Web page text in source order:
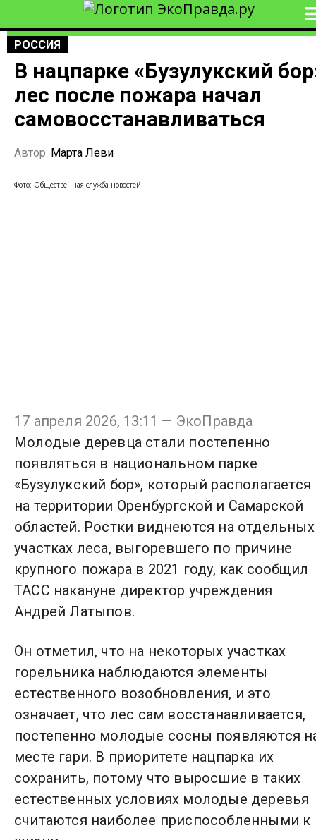
РОССИЯ
В нацпарке «Бузулукский
лес после пожара начал
самовосстанавливаться
Автор: Марта Леви
Фото: Общественная служба новостей
17 апреля 2026, 13:11 — ЭкоПравда
Молодые деревца стали постепенно
появляться в национальном парке
«Бузулукский бор», который располагается
на территории Оренбургской и Самарской
областей. Ростки виднеются на отдельных
участках леса, выгоревшего по причине
крупного пожара в 2021 году, как сообщил
ТАСС накануне директор учреждения
Андрей Латыпов.
Он отметил, что на некоторых участках
горельника наблюдаются элементы
естественного возобновления, и это
означает, что лес сам восстанавливается,
постепенно молодые сосны появляются
месте гари. В приоритете нацпарка их
сохранить, потому что выросшие в таких
естественных условиях молодые деревья
считаются наиболее приспособленными к